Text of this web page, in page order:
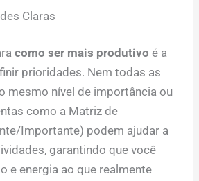
Claras
como ser mais produtivo é a
prioridades. Nem todas as
mesmo nível de importância ou
como a Matriz de
Importante) podem ajudar a
garantindo que você
e energia ao que realmente